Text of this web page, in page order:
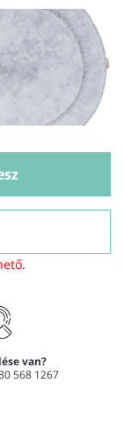
van?
568 1267